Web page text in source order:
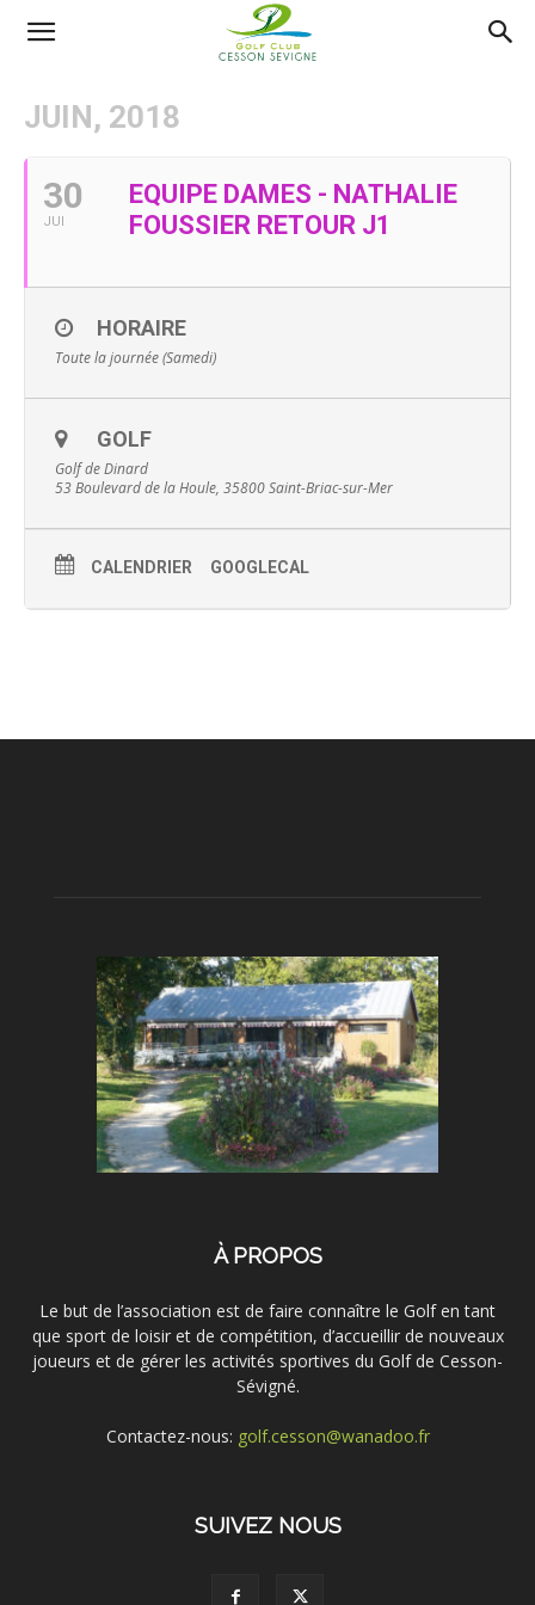
Sevigné
JUIN, 2018
30
JUI
EQUIPE DAMES - NATHALIE
FOUSSIER RETOUR J1
HORAIRE
Toute la journée (Samedi)
GOLF
Golf de Dinard
53 Boulevard de la Houle, 35800 Saint-Briac-sur-Mer
CALENDRIER GOOGLECAL
À PROPOS
Le but de l’association est de faire connaître le Golf en tant
que sport de loisir et de compétition, d’accueillir de nouveaux
joueurs et de gérer les activités sportives du Golf de Cesson-
Sévigné.
Contactez-nous: golf.cesson@wanadoo.fr
SUIVEZ NOUS